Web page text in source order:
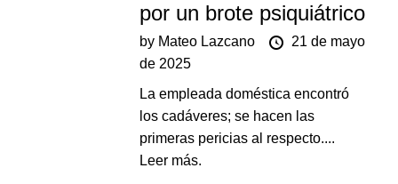
por un brote psiquiátrico
by Mateo Lazcano
21 de mayo
de 2025
La empleada doméstica encontró
los cadáveres; se hacen las
primeras pericias al respecto....
Leer más.